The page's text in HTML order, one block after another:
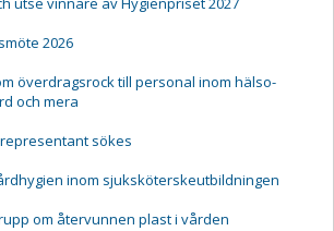
2026
överdragsrock till personal inom hälso-
och mera
sökes
inom sjuksköterskeutbildningen
om återvunnen plast i vården